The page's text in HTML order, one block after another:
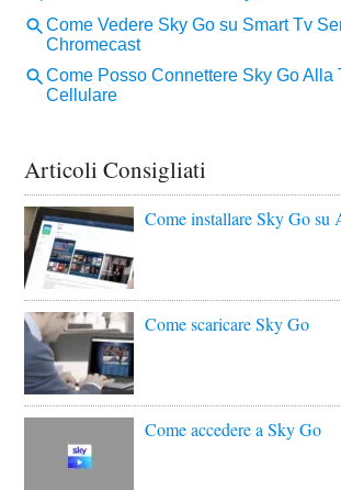
Articoli Consigliati
Come installare Sky Go su
Come scaricare Sky Go
Come accedere a Sky Go